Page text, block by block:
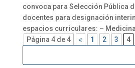
convoca para Selección Pública
docentes para designación
espacios curriculares: –
Página 4 de 4
« 1 2 3 4